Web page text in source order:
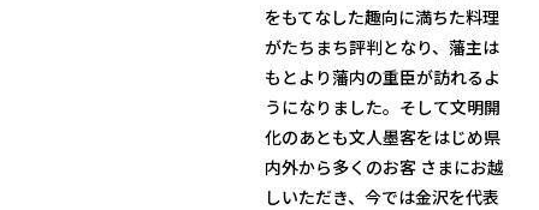
をもてなした趣向に満ちた料理
がたちまち評判となり、藩主は
もとより藩内の重臣が訪れるよ
うになりました。そして文明開
化のあとも文人墨客をはじめ県
内外から多くのお客 さまにお越
しいただき、今では金沢を代表